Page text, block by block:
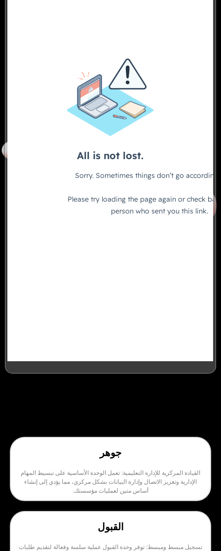
للإدارة التعليمية: تعمل الوحدة الأساسية على تبسيط المهام
الاتصال وإدارة البيانات بشكل مركزي، مما يؤدي إلى إنشاء
أساس متين لعمليات مؤسستك.
توفر وحدة القبول عملية سلسة وفعالة لتقديم طلبات